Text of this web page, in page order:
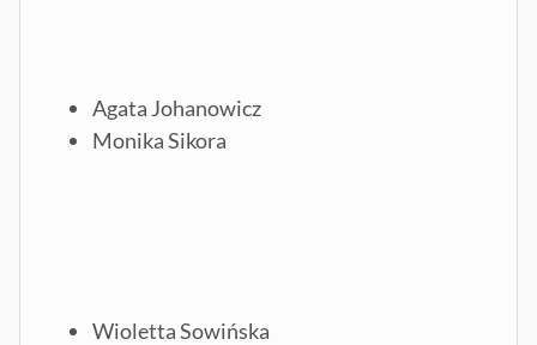
Agata Johanowicz
Monika Sikora
Wioletta Sowińska